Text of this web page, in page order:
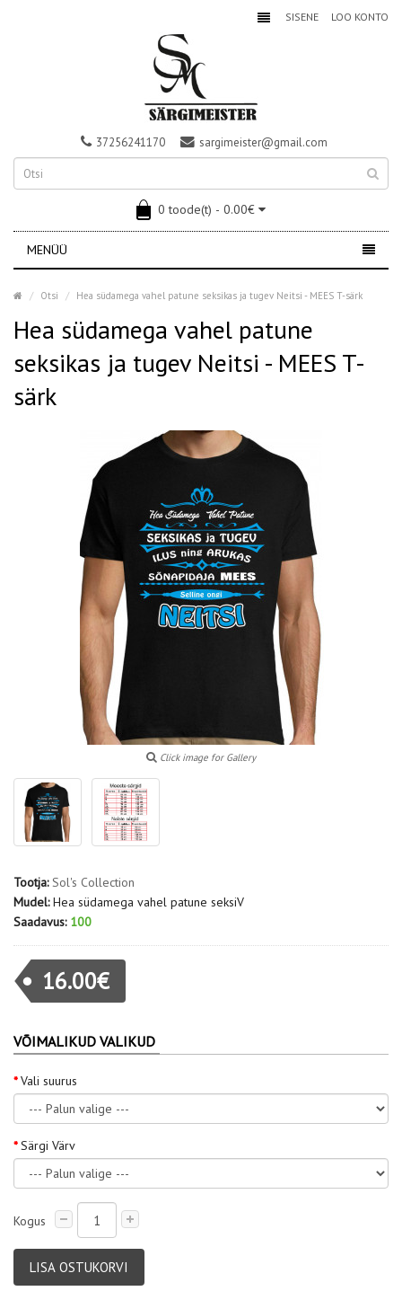
SISENE LOO KONTO
37256241170 sargimeister@gmail.com
0 toode(t) - 0.00€
MENÜÜ
Otsi Hea südamega vahel patune seksikas ja tugev Neitsi - MEES T-särk
Hea südamega vahel patune
seksikas ja tugev Neitsi - MEES T-
särk
Click image for Gallery
Tootja: Sol's Collection
Mudel: Hea südamega vahel patune seksiV
Saadavus: 100
16.00€
VÕIMALIKUD VALIKUD
Vali suurus
Särgi Värv
Kogus
LISA OSTUKORVI